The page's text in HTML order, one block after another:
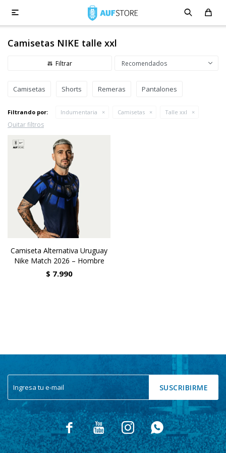

Camisetas NIKE talle xxl
Recomendados
Camisetas Shorts Remeras Pantalones
Filtrando por: Indumentaria Camisetas Talle xxl
Quitar filtros
Camiseta Alternativa Uruguay
Nike Match 2026 – Hombre
$ 7.990
SUSCRIBIRME
   